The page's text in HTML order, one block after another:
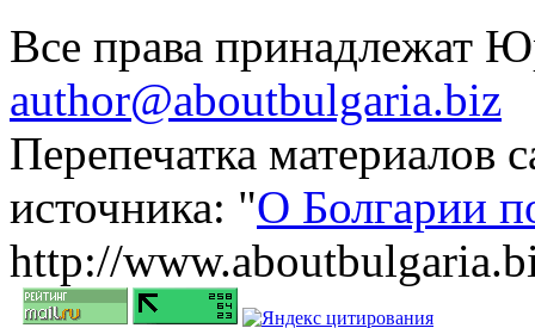
Все права принадлежат
author@aboutbulgaria.biz
Перепечатка материалов
источника: "О Болгарии
http://